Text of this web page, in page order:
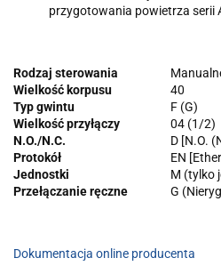
przygotowania powietrza serii
Rodzaj sterowania
Wielkość korpusu
40
Typ gwintu
F (G)
Wielkość przyłączy
04 (1/2)
N.O./N.C.
D [N.O.
Protokół
EN
Jednostki
M (tylko
Przełączanie ręczne
G
Dokumentacja online producenta